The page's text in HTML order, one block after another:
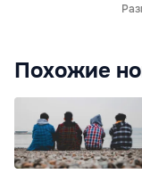
Похожие